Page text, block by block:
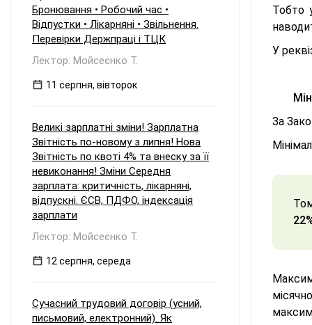
Тобто
У
За
Бронювання • Робочий час •
Відпустки • Лікарняні • Звільнення.
Перевірки Держпраці і ТЦК
Лектор: Мойсеєнко Т.
11 серпня, вівторок
Великі зарплатні зміни! Зарплатна
Звітність по-новому з липня! Нова
Звітність по квоті 4% та внеску за її
невиконання! Зміни Середня
зарплата: критичність, лікарняні,
відпускні. ЄСВ, ПДФО, індексація
зарплати
Лектор: Мойсеєнко Т.
12 серпня, середа
Сучасний трудовий договір (усний,
письмовий, електронний). Як